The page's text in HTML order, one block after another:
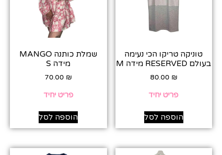
טוניקה טריקו הכי נעימה
בעולם RESERVED מידה M
80.00 ₪
פריט יחיד
הוספה לסל
שמלת כותנה MANGO
מידה S
70.00 ₪
פריט יחיד
הוספה לסל